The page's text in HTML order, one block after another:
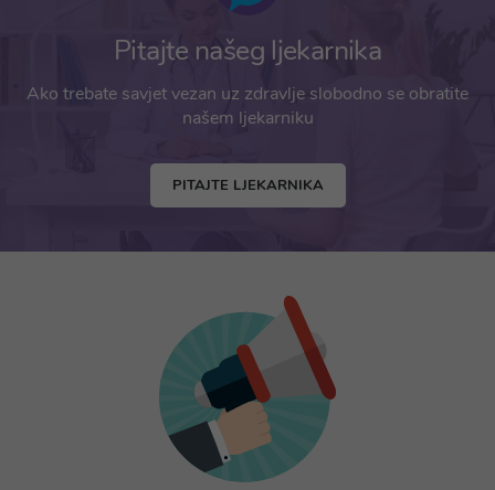
Pitajte našeg ljekarnika
Ako trebate savjet vezan uz zdravlje slobodno se obratite
našem ljekarniku
PITAJTE LJEKARNIKA